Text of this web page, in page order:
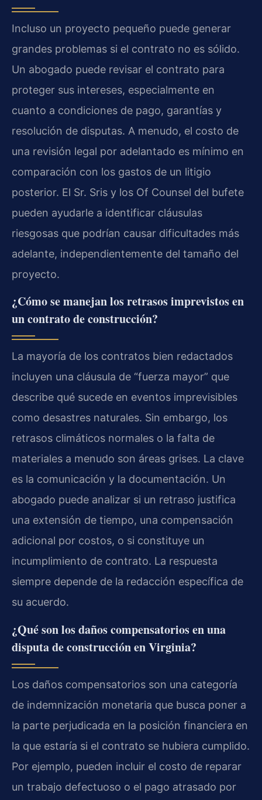
Incluso un proyecto pequeño puede generar
grandes problemas si el contrato no es sólido.
Un abogado puede revisar el contrato para
proteger sus intereses, especialmente en
cuanto a condiciones de pago, garantías y
resolución de disputas. A menudo, el costo de
una revisión legal por adelantado es mínimo en
comparación con los gastos de un litigio
posterior. El Sr. Sris y los Of Counsel del bufete
pueden ayudarle a identificar cláusulas
riesgosas que podrían causar dificultades más
adelante, independientemente del tamaño del
proyecto.
¿Cómo se manejan los retrasos imprevistos en
un contrato de construcción?
La mayoría de los contratos bien redactados
incluyen una cláusula de “fuerza mayor” que
describe qué sucede en eventos imprevisibles
como desastres naturales. Sin embargo, los
retrasos climáticos normales o la falta de
materiales a menudo son áreas grises. La clave
es la comunicación y la documentación. Un
abogado puede analizar si un retraso justifica
una extensión de tiempo, una compensación
adicional por costos, o si constituye un
incumplimiento de contrato. La respuesta
siempre depende de la redacción específica de
su acuerdo.
¿Qué son los daños compensatorios en una
disputa de construcción en Virginia?
Los daños compensatorios son una categoría
de indemnización monetaria que busca poner a
la parte perjudicada en la posición financiera en
la que estaría si el contrato se hubiera cumplido.
Por ejemplo, pueden incluir el costo de reparar
un trabajo defectuoso o el pago atrasado por